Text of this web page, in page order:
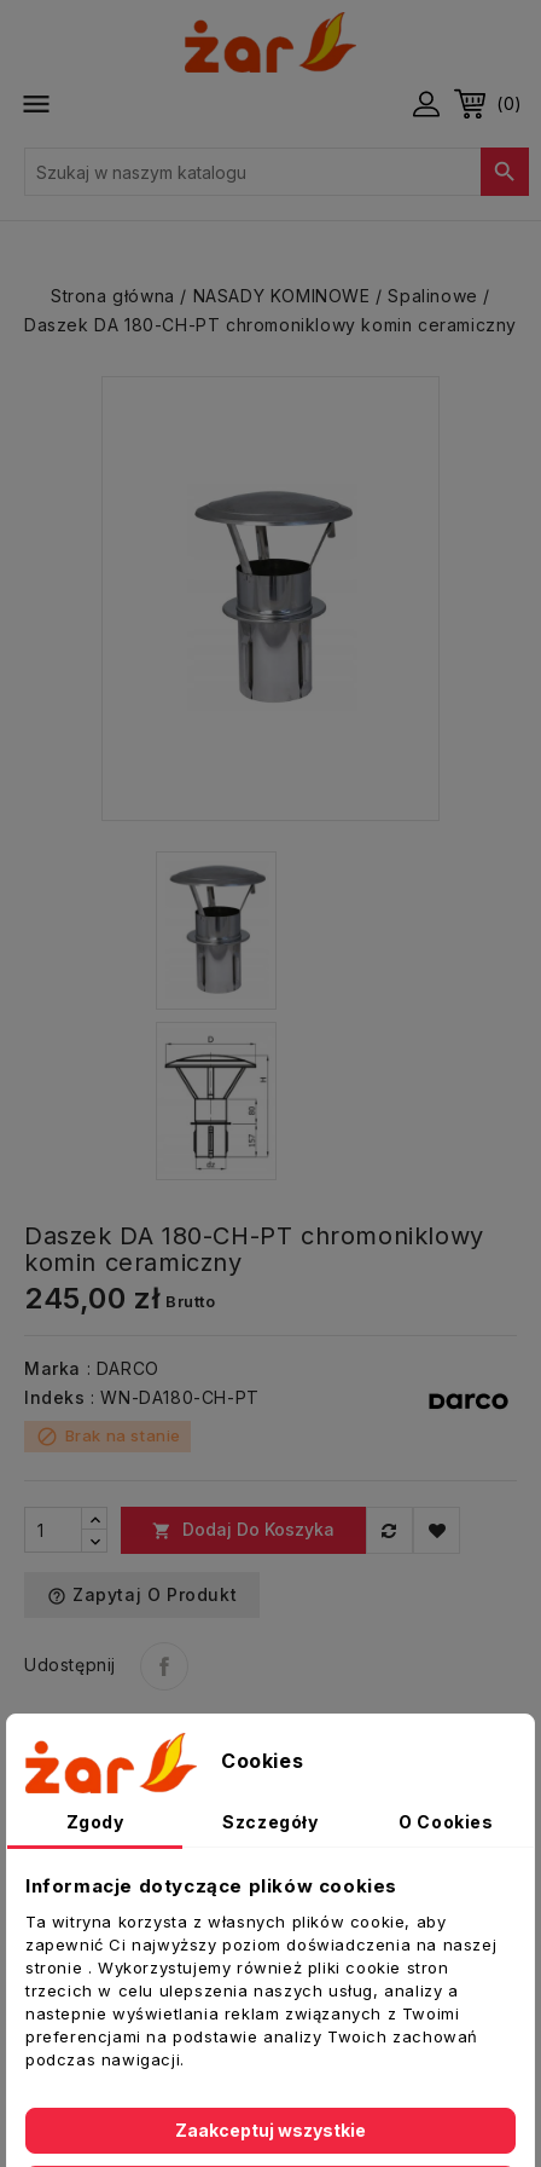
 (0)

Strona główna NASADY KOMINOWE
Spalinowe
Daszek DA 180-CH-PT chromoniklowy komin ceramiczny
Daszek DA 180-CH-PT chromoniklowy
komin ceramiczny
245,00 zł Brutto
Marka : DARCO
Indeks : WN-DA180-CH-PT
block Brak na stanie
 Dodaj Do Koszyka
help_outline Zapytaj O Produkt
Udostępnij
Szczegóły produktu
Załączniki
Daszek z podstawą wciskaną
przeznaczony jest do zabudowy wylotów
przewodów kominowych wentylacyjnych i
spalinowych o działaniu grawitacyjnym.
Cookies
Zgody Szczegóły O Cookies
Informacje dotyczące plików cookies
Ta witryna korzysta z własnych plików cookie, aby
zapewnić Ci najwyższy poziom doświadczenia na naszej
stronie . Wykorzystujemy również pliki cookie stron
trzecich w celu ulepszenia naszych usług, analizy a
nastepnie wyświetlania reklam związanych z Twoimi
preferencjami na podstawie analizy Twoich zachowań
podczas nawigacji.
Zaakceptuj wszystkie